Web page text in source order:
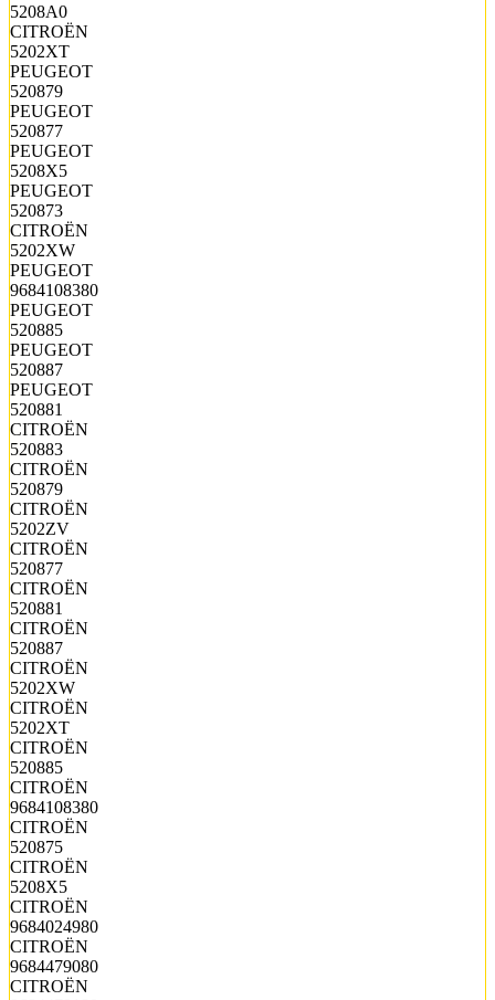
5208A0
CITROËN
5202XT
PEUGEOT
520879
PEUGEOT
520877
PEUGEOT
5208X5
PEUGEOT
520873
CITROËN
5202XW
PEUGEOT
9684108380
PEUGEOT
520885
PEUGEOT
520887
PEUGEOT
520881
CITROËN
520883
CITROËN
520879
CITROËN
5202ZV
CITROËN
520877
CITROËN
520881
CITROËN
520887
CITROËN
5202XW
CITROËN
5202XT
CITROËN
520885
CITROËN
9684108380
CITROËN
520875
CITROËN
5208X5
CITROËN
9684024980
CITROËN
9684479080
CITROËN